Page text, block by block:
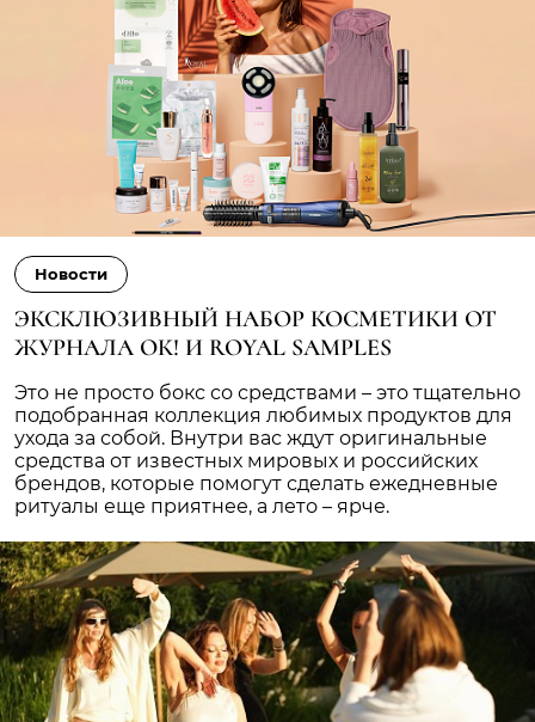
Новости
ЭКСКЛЮЗИВНЫЙ НАБОР КОСМЕТИКИ ОТ
ЖУРНАЛА ОК! И ROYAL SAMPLES
Это не просто бокс со средствами – это тщательно
подобранная коллекция любимых продуктов для
ухода за собой. Внутри вас ждут оригинальные
средства от известных мировых и российских
брендов, которые помогут сделать ежедневные
ритуалы еще приятнее, а лето – ярче.